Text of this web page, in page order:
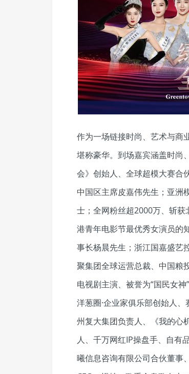
作为一场链接时尚、艺术与商
堪称豪华。到场嘉宾涵盖时尚
会》创始人、全球超模大赛合
中国区主席皮嘉伟先生；亚洲
士；全网粉丝超2000万、斩
港青年电影节最优秀女演员的
事长杨晨先生；浙江国嘉盛艺
聚集团全球运营总裁、中国粮
电视剧主演、被誉为“国民女
洋葱圈·企业家俱乐部创始人
州复大集团负责人、《我的心
人、千万网红IP操盘手、自有
曦信息咨询有限公司合伙董事